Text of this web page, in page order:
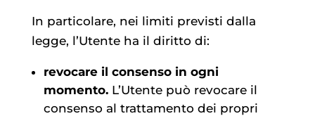
In particolare, nei limiti previsti dalla
legge, l’Utente ha il diritto di:
revocare il consenso in ogni
momento.L’Utente può revocare il
consenso al trattamento dei propri